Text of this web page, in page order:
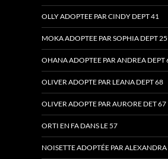
OLLY ADOPTEE PAR CINDY DEPT 41
MOKA ADOPTEE PAR SOPHIA DEPT 25
OHANA ADOPTEE PAR ANDREA DEPT
OLIVER ADOPTE PAR LEANA DEPT 68
OLIVER ADOPTE PAR AURORE DET 67
ORTI EN FA DANS LE 57
NOISETTE ADOPTÉE PAR